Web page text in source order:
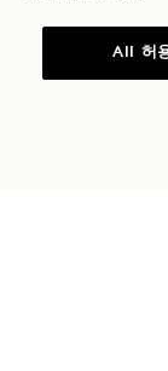
All 허